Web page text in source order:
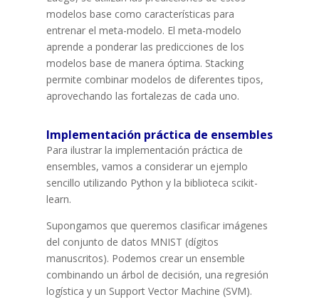
modelos base como características para
entrenar el meta-modelo. El meta-modelo
aprende a ponderar las predicciones de los
modelos base de manera óptima. Stacking
permite combinar modelos de diferentes tipos,
aprovechando las fortalezas de cada uno.
Implementación práctica de ensembles
Para ilustrar la implementación práctica de
ensembles, vamos a considerar un ejemplo
sencillo utilizando Python y la biblioteca scikit-
learn.
Supongamos que queremos clasificar imágenes
del conjunto de datos MNIST (dígitos
manuscritos). Podemos crear un ensemble
combinando un árbol de decisión, una regresión
logística y un Support Vector Machine (SVM).